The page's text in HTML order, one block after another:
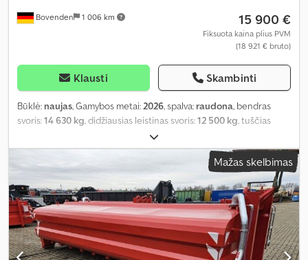
Bovenden 1 006 km 15 900 €
Fiksuota kaina plius PVM
(18 921 € bruto)
Klausti Skambinti
Būklė: naujas, Gamybos metai: 2026, spalva: raudona, bendras
svoris:14 630 kg , didžiausias leistinas svoris:12 500 kg , tuščias
kitas
Mažas skelbimas